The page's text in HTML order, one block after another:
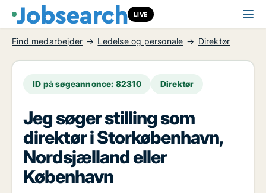
LIVE
Find medarbejder Ledelse og personale Direktør
ID på søgeannonce: 82310 Direktør
Jeg søger stilling som
direktør i Storkøbenhavn,
Nordsjælland eller
København